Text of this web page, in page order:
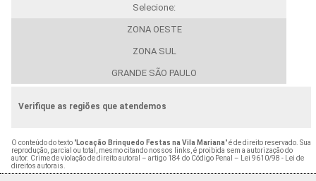
Selecione:
ZONA OESTE
ZONA SUL
GRANDE SÃO PAULO
Verifique as regiões que atendemos
O conteúdo do texto "Locação Brinquedo Festas na Vila Mariana" é de direito reservado. Sua
reprodução, parcial ou total, mesmo citando nossos links, é proibida sem a autorização do
autor. Crime de violação de direito autoral – artigo 184 do Código Penal – Lei 9610/98 - Lei de
direitos autorais.